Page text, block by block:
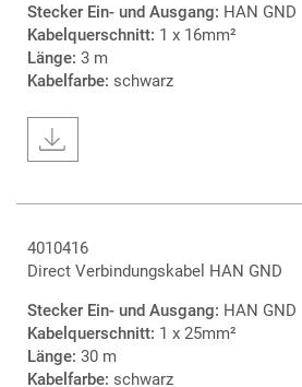
Stecker Ein- und Ausgang: HAN GND
Kabelquerschnitt: 1 x 16mm²
Länge: 3 m
Kabelfarbe: schwarz
4010416
Direct Verbindungskabel HAN GND
Stecker Ein- und Ausgang: HAN GND
Kabelquerschnitt: 1 x 25mm²
Länge: 30 m
Kabelfarbe: schwarz